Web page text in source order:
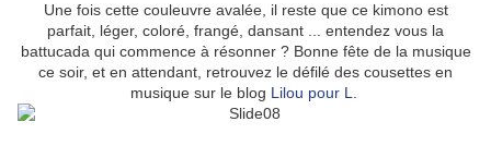
Une fois cette couleuvre avalée, il reste que ce kimono est
parfait, léger, coloré, frangé, dansant ... entendez vous la
battucada qui commence à résonner ? Bonne fête de la musique
ce soir, et en attendant, retrouvez le défilé des cousettes en
musique sur le blog Lilou pour L.